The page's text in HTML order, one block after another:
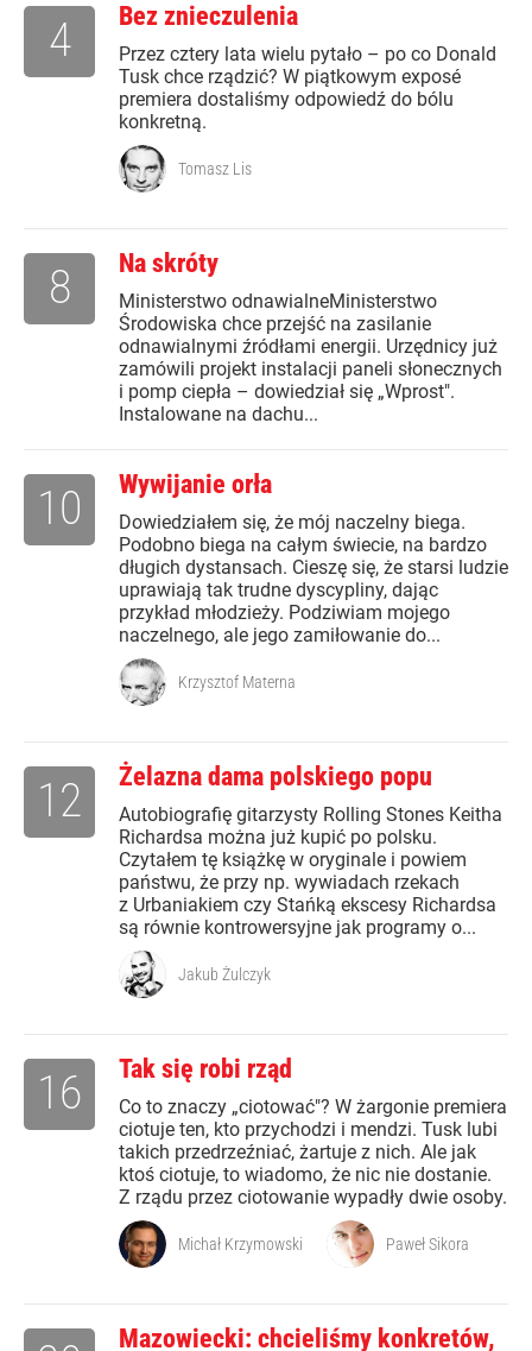
Bez znieczulenia
Przez cztery lata wielu pytało – po co Donald
Tusk chce rządzić? W piątkowym exposé
premiera dostaliśmy odpowiedź do bólu
konkretną.
4
Tomasz Lis
Na skróty
Ministerstwo odnawialneMinisterstwo
Środowiska chce przejść na zasilanie
odnawialnymi źródłami energii. Urzędnicy już
zamówili projekt instalacji paneli słonecznych
i pomp ciepła – dowiedział się „Wprost".
Instalowane na dachu...
8
Wywijanie orła
Dowiedziałem się, że mój naczelny biega.
Podobno biega na całym świecie, na bardzo
długich dystansach. Cieszę się, że starsi ludzie
uprawiają tak trudne dyscypliny, dając
przykład młodzieży. Podziwiam mojego
naczelnego, ale jego zamiłowanie do...
10
Krzysztof Materna
Żelazna dama polskiego popu
Autobiografię gitarzysty Rolling Stones Keitha
Richardsa można już kupić po polsku.
Czytałem tę książkę w oryginale i powiem
państwu, że przy np. wywiadach rzekach
z Urbaniakiem czy Stańką ekscesy Richardsa
są równie kontrowersyjne jak programy o...
12
Jakub Żulczyk
Tak się robi rząd
Co to znaczy „ciotować"? W żargonie premiera
ciotuje ten, kto przychodzi i mendzi. Tusk lubi
takich przedrzeźniać, żartuje z nich. Ale jak
ktoś ciotuje, to wiadomo, że nic nie dostanie.
Z rządu przez ciotowanie wypadły dwie osoby.
16
Michał Krzymowski Paweł Sikora
Mazowiecki: chcieliśmy konkretów,